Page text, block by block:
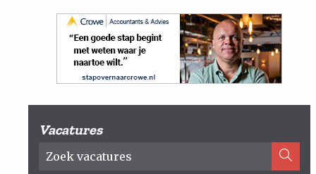
Vacatures